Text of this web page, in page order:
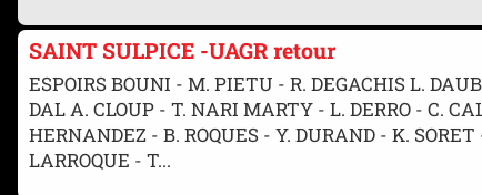
SAINT SULPICE -UAGR retour
ESPOIRS BOUNI - M. PIETU - R. DEGACHIS L.
DAL A. CLOUP - T. NARI MARTY - L. DERRO - C.
HERNANDEZ - B. ROQUES - Y. DURAND - K.
LARROQUE - T...